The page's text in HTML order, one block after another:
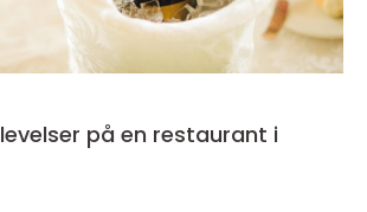
på en restaurant i